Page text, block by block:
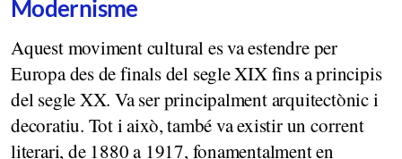
Modernisme
Aquest moviment cultural es va estendre per
Europa des de finals del segle XIX fins a principis
del segle XX. Va ser principalment arquitectònic i
decoratiu. Tot i això, també va existir un corrent
literari, de 1880 a 1917, fonamentalment en